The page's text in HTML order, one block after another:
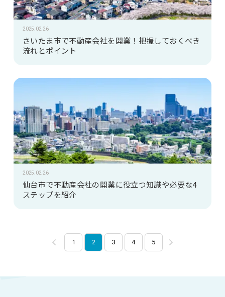
2025.02.26
さいたま市で不動産会社を開業！把握しておくべき
流れとポイント
2025.02.26
仙台市で不動産会社の開業に役立つ知識や必要な4
ステップを紹介
1 2 3 4 5